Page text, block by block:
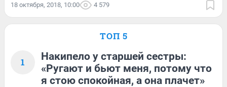
18 октября, 2018, 10:00 4 579
ТОП 5
1
Накипело у старшей сестры:
«Ругают и бьют меня, потому что
я стою спокойная, а она плачет»